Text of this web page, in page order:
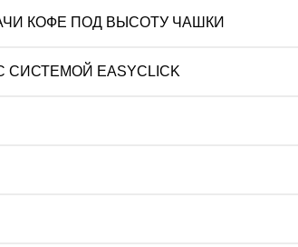
КОФЕ ПОД ВЫСОТУ ЧАШКИ
EASYCLICK